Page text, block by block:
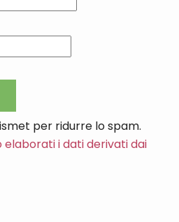
per ridurre lo spam.
i dati derivati dai